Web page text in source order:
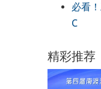
必看
C
精彩推荐